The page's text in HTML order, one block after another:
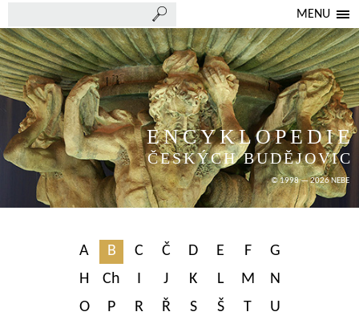
MENU
ENCYKLOPEDIE
ČESKÝCH BUDĚJOVIC
© 1998 — 2026 NEBE
A B C Č D E F
G
H
Ch I J K L M
N
O
P R Ř S Š T
U